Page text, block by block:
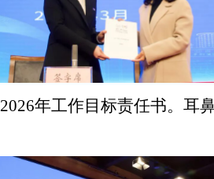
2026年工作目标责任书。耳鼻